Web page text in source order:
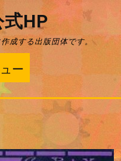
HP
成する出版団体です。
ー
ニ
ュ
ー